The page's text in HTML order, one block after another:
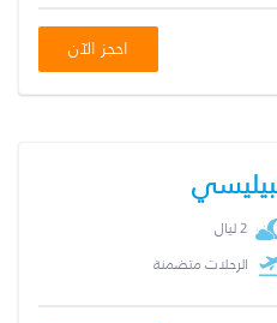
احجز الآن
2 ليال
الرحلات متضمنة